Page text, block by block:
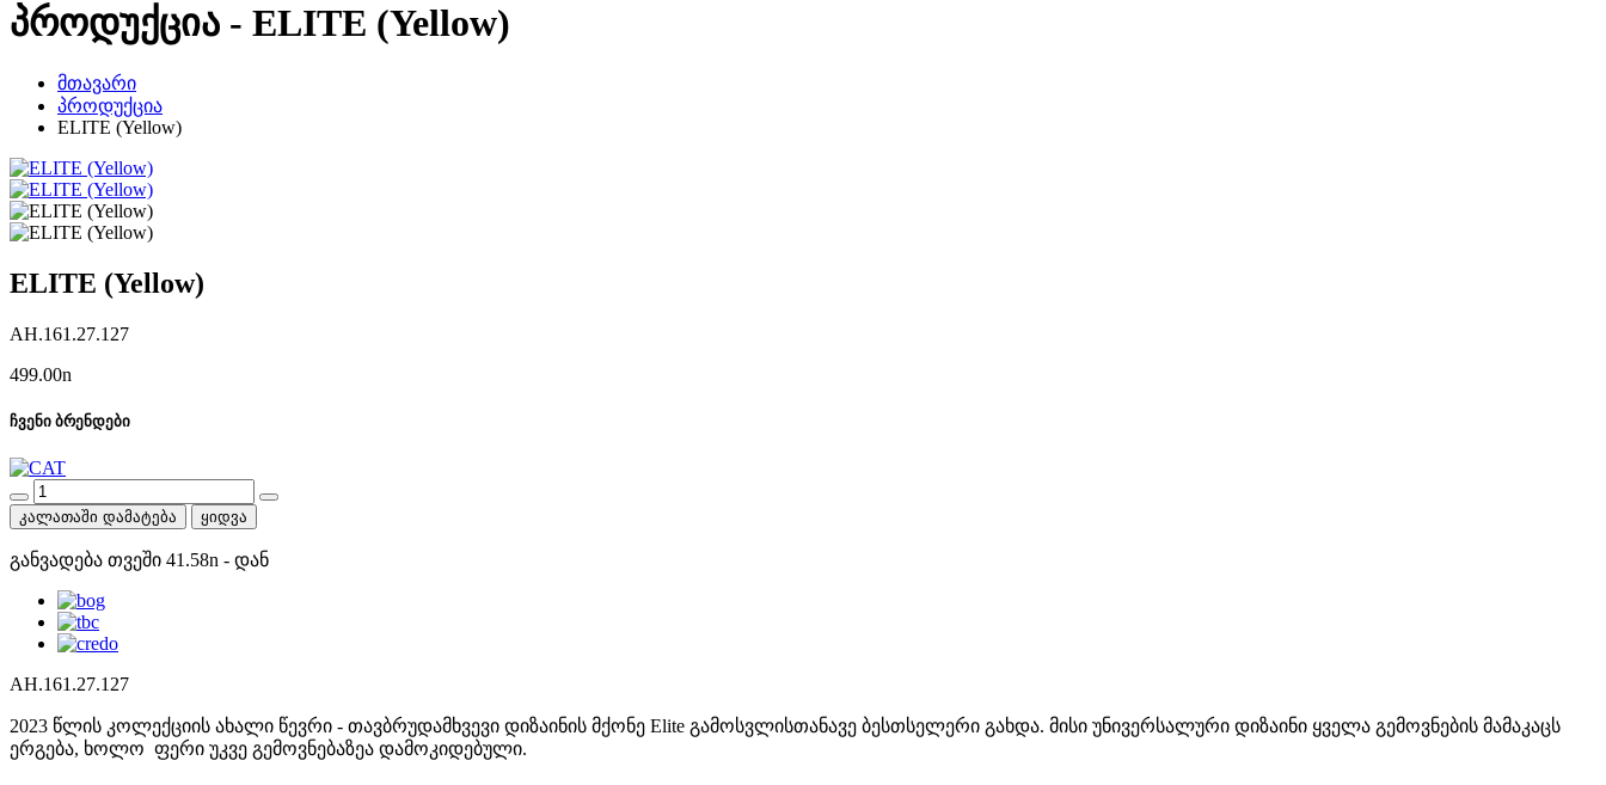
პროდუქცია - ELITE (Yellow)
მთავარი
პროდუქცია
ELITE (Yellow)
ELITE (Yellow)
AH.161.27.127
499.00n
ჩვენი ბრენდები
კალათაში დამატება ყიდვა
განვადება თვეში 41.58n - დან
AH.161.27.127
2023 წლის კოლექციის ახალი წევრი - თავბრუდამხვევი დიზაინის მქონე Elite გამოსვლისთანავე ბესთსელერი გახდა. მისი უნივერსალური დიზაინი ყველა გემოვნების მამაკაცს
ერგება, ხოლო ფერი უკვე გემოვნებაზეა დამოკიდებული.